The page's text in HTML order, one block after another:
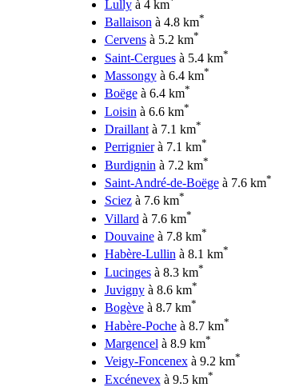
Lullyà 4 km
Ballaison à 4.8 km*
Cervensà 5.2 km*
Saint-Cerguesà 5.4 km*
Massongyà 6.4 km*
Boëgeà 6.4 km*
Loisin à 6.6 km*
Draillantà 7.1 km*
Perrignierà 7.1 km*
Burdignin à 7.2 km*
Saint-André-de-Boëgeà 7.6 km*
Sciezà 7.6 km*
Villard à 7.6 km*
Douvaineà 7.8 km*
Habère-Lullinà 8.1 km*
Lucingesà 8.3 km*
Juvignyà 8.6 km*
Bogèveà 8.7 km*
Habère-Pocheà 8.7 km*
Margencel à 8.9 km*
Veigy-Foncenexà 9.2 km*
Excénevexà 9.5 km*